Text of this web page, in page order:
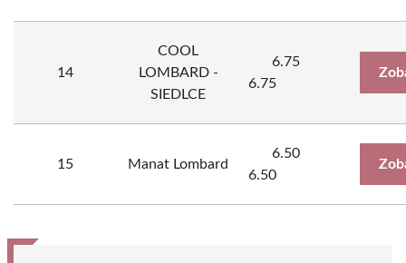
14
COOL
LOMBARD -
SIEDLCE
6.75
6.75
15 Manat Lombard
6.50
6.50